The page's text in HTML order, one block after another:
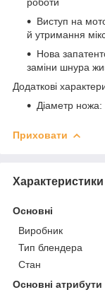
Виступ на
й утримання
Нова
заміни шнура
Додаткові
Діаметр
Приховати
Характеристики
Основні
Виробник
Тип блендера
Стан
Основні атрибути